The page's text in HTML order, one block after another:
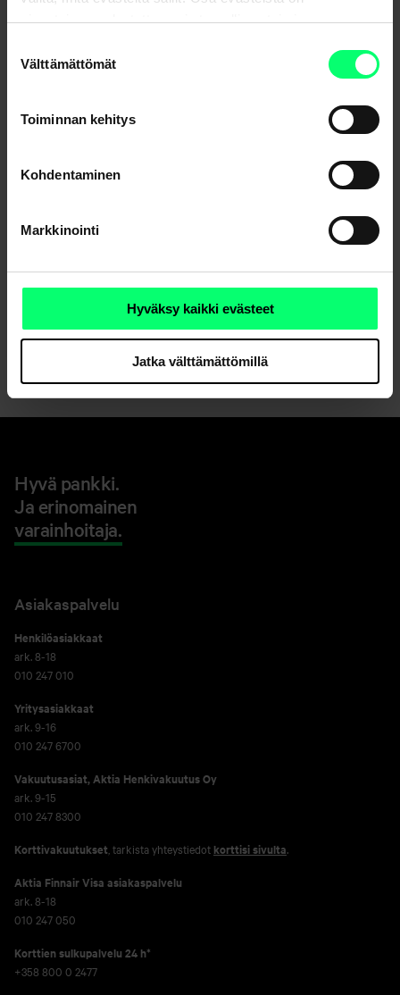
sivustojemme luotettavan ja turvallisen toiminnan
valinta
Välttämättömät
Toiminnan kehitys
Kohdentaminen
Markkinointi
Hyväksy kaikki evästeet
Jatka välttämättömillä
Lähde: Aktian Asiakastyytyväisyyskysely 2022.
Jaa
Hyvä pankki.
Ja erinomainen
varainhoitaja.
Asiakaspalvelu
Henkilöasiakkaat
ark. 8-18
010 247 010
Yritysasiakkaat
ark. 9-16
010 247 6700
Vakuutusasiat, Aktia Henkivakuutus Oy
ark. 9-15
010 247 8300
Korttivakuutukset , tarkista yhteystiedot korttisi sivulta.
Aktia Finnair Visa asiakaspalvelu
ark. 8-18
010 247 050
Korttien sulkupalvelu 24 h*
+358 800 0 2477